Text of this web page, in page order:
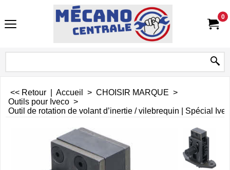
0
<< Retour Accueil > CHOISIR MARQUE >
Outils pour Iveco >
Outil de rotation de volant d’inertie / vilebrequin | Spécial